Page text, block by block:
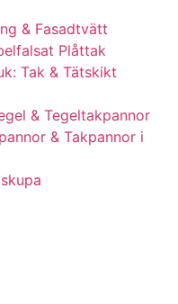
& Fasadtvätt
Plåttak
Tak & Tätskikt
& Tegeltakpannor
& Takpannor i